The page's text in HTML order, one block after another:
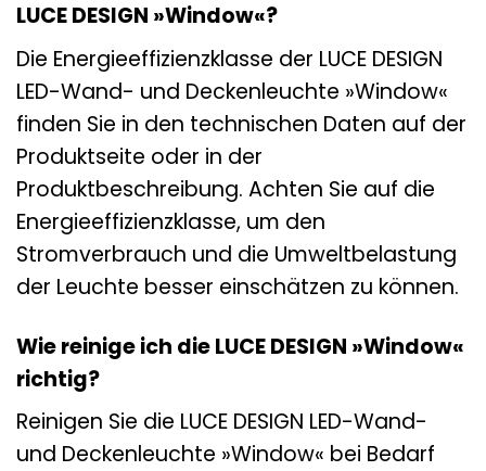
LUCE DESIGN »Window«?
Die Energieeffizienzklasse der LUCE DESIGN
LED-Wand- und Deckenleuchte »Window«
finden Sie in den technischen Daten auf der
Produktseite oder in der
Produktbeschreibung. Achten Sie auf die
Energieeffizienzklasse, um den
Stromverbrauch und die Umweltbelastung
der Leuchte besser einschätzen zu können.
Wie reinige ich die LUCE DESIGN »Window«
richtig?
Reinigen Sie die LUCE DESIGN LED-Wand-
und Deckenleuchte »Window« bei Bedarf